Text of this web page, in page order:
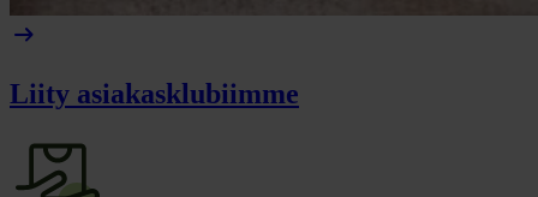
arrow_right_alt
Liity asiakasklubiimme